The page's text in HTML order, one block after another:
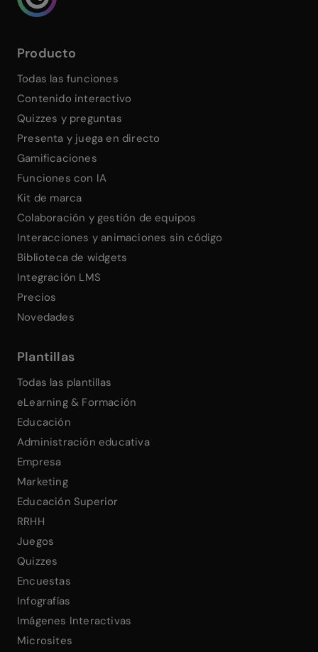
Producto
Todas las funciones
Contenido interactivo
Quizzes y preguntas
Presenta y juega en directo
Gamificaciones
Funciones con IA
Kit de marca
Colaboración y gestión de equipos
Interacciones y animaciones sin código
Biblioteca de widgets
Integración LMS
Precios
Novedades
Plantillas
Todas las plantillas
eLearning & Formación
Educación
Administración educativa
Empresa
Marketing
Educación Superior
RRHH
Juegos
Quizzes
Encuestas
Infografías
Imágenes Interactivas
Microsites